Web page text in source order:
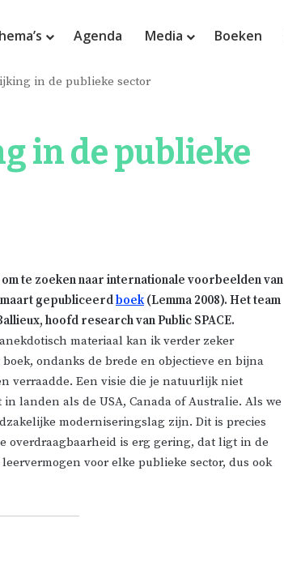
Agenda Media Boeken
in de publieke sector
in de publieke
te zoeken naar internationale voorbeelden van
maart gepubliceerdboek(Lemma 2008). Het team
, hoofd research vanPublic SPACE.
anekdotisch materiaal kan ik verder zeker
ondanks de brede en objectieve en bijna
verraadde. Een visie die je natuurlijk niet
in landen als de USA, Canada ofAustralie. Als we
moderniseringslag zijn. Dit is precies
overdraagbaarheid is erg gering, dat ligt in de
voor elke publieke sector, dus ook